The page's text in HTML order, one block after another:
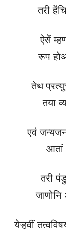
तरी
ऐसें
रूप
तेथ
तया
एवं
आतां
तरी
येऱ्हवीं